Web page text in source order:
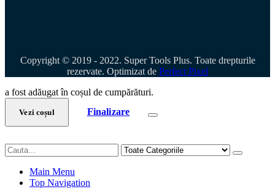
Copyright © 2019 - 2022. Super Tools Plus. Toate drepturile
rezervate. Optimizat de Perfect Pixel
a fost adăugat în coșul de cumpărături.
Vezi coșul Finalizare
Main Menu
Top Navigation